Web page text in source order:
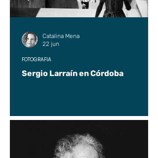
Sergio Larraín en Córdoba
FOTOGRAFÍA
Catalina Mena
22 jun